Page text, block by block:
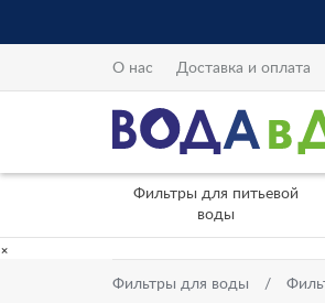
О нас Доставка и оплата
Фильтры для питьевой
воды
×
Фильтры для воды